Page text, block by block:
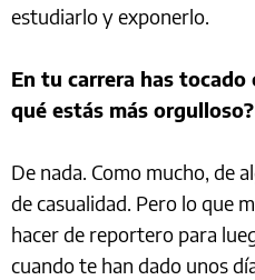
estudiarlo y exponerlo.
En tu carrera has
qué estás más orgulloso?
De nada. Como mucho, de
de casualidad. Pero lo que
hacer de reportero para
cuando te han dado unos